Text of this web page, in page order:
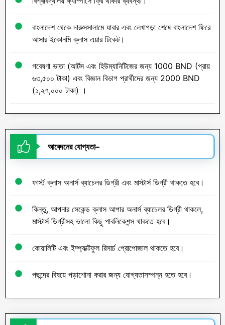
বাংলাদেশ থেকে দারুসসালামে যাবার এবং লেখাপড়া শেষে বাংলাদেশ ফিরে
আসার ইকোনমি ক্লাস এয়ার টিকেট।
গবেষণা ভাতা (আর্টস এবং হিউম্যানিটিজের জন্য 1000 BND (প্রায়
৬৩,৫০০ টাকা) এবং বিজ্ঞান বিভাগ প্রার্থীদের জন্য 2000 BND
(১,২৭,০০০ টাকা) ।
আবেদনের যোগ্যতা–
ফার্স্ট ক্লাস অনার্স ব্যাচেলর ডিগ্রী এবং মাস্টার্স ডিগ্রী থাকতে হবে।
কিন্তু, আপনার সেকেন্ড ক্লাস আপার অনার্স ব্যাচেলর ডিগ্রী থাকলে,
মাস্টার্স ডিগ্রীসহ ভালো কিছু পাবলিকেশন্স থাকতে হবে।
কোয়ালিটি এবং ইম্প্যাক্টফুল রিসার্চ প্রোপোজাল থাকতে হবে।
পছন্দের বিষয়ে পড়াশোনা করার জন্য যোগ্যতাসম্পন্ন হতে হবে।